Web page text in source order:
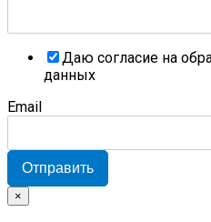
Даю согласие на
данных
Email
Отправить
×